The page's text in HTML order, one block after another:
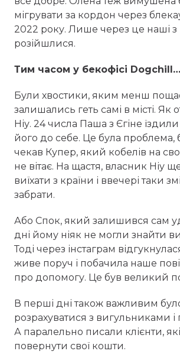
мігрувати за кордон через
2022 року. Лише через це наші
розійшлися.
Тим часом у бекофісі Dogchill…
Були хвостики, яким менш
залишались геть самі в місті. Як
Ніу. 24 числа Паша з Єгіне
його до себе. Це була проблема,
чекав Купер, який кобелів на
не вітає. На щастя, власник Ніу
виїхати з країни і ввечері таки
забрати.
Або Спок, який залишився сам
дні йому ніяк не могли знайти
Тоді через інстаграм
живе поруч і побачила наше
про допомогу. Це був великий
В перші дні також важливим
розрахуватися з вигульниками і
А паралельно писали клієнти, які
повернути свої кошти.